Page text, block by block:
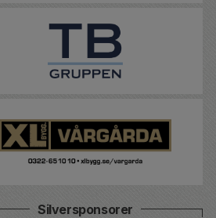
Silversponsorer